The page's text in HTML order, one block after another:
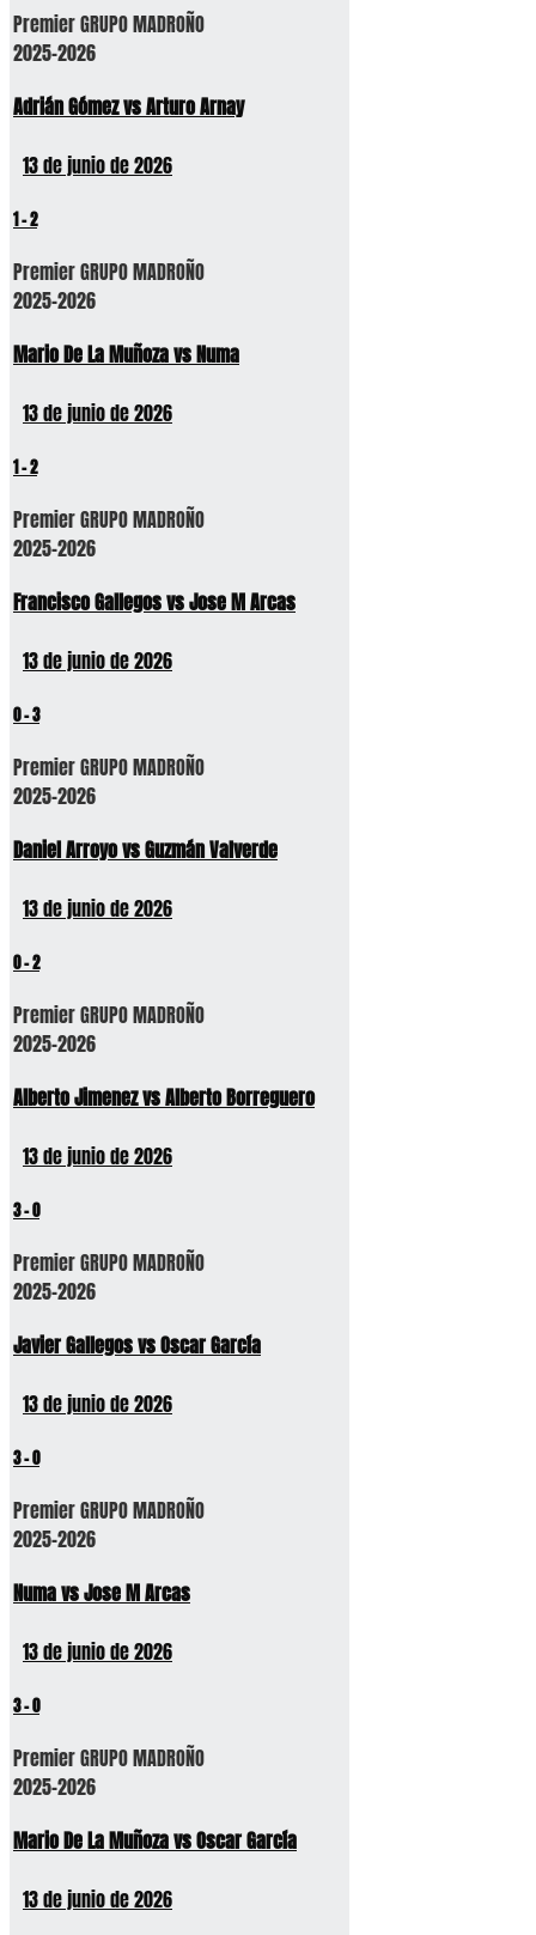
Premier GRUPO MADROÑO
2025-2026
Adrián Gómez vs Arturo Arnay
13 de junio de 2026
1-2
Premier GRUPO MADROÑO
2025-2026
Mario De La Muñoza vs Numa
13 de junio de 2026
1-2
Premier GRUPO MADROÑO
2025-2026
Francisco Gallegos vs Jose M Arcas
13 de junio de 2026
0-3
Premier GRUPO MADROÑO
2025-2026
Daniel Arroyo vs Guzmán Valverde
13 de junio de 2026
0-2
Premier GRUPO MADROÑO
2025-2026
Alberto Jimenez vs Alberto Borreguero
13 de junio de 2026
3-0
Premier GRUPO MADROÑO
2025-2026
Javier Gallegos vs Oscar García
13 de junio de 2026
3-0
Premier GRUPO MADROÑO
2025-2026
Numa vs Jose M Arcas
13 de junio de 2026
3-0
Premier GRUPO MADROÑO
2025-2026
Mario De La Muñoza vs Oscar García
13 de junio de 2026